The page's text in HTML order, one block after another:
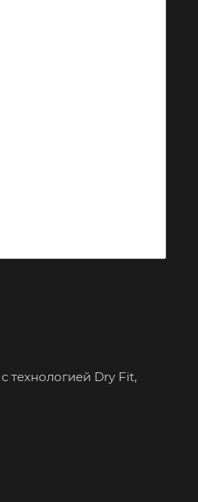
технологией Dry Fit,